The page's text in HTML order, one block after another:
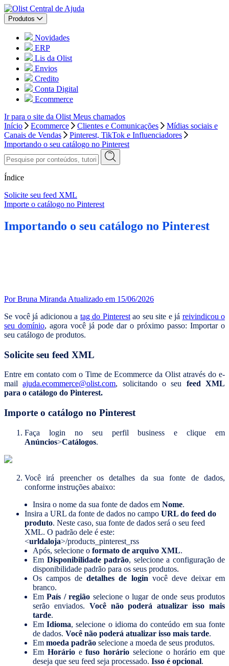
Central de Ajuda
Produtos
Novidades
ERP
Lis da Olist
Envios
Credito
Conta Digital
Ecommerce
Ir para o site da Olist Meus chamados
Início
Ecommerce Clientes e Comunicações
Mídias sociais e
Canais de Vendas
Pinterest, TikTok e Influenciadores
Importando o seu catálogo no Pinterest
Índice
Solicite seu feed XML
Importe o catálogo no Pinterest
Importando o seu catálogo no Pinterest
Por Bruna Miranda Atualizado em 15/06/2026
Se você já adicionou a tag do Pinterestao seu site e já reivindicou o
seu domínio, agora você já pode dar o próximo passo: Importar o
seu catálogo de produtos.
Solicite seu feed XML
Entre em contato com o Time de Ecommerce da Olist através do e-
mailajuda.ecommerce@olist.com, solicitando o seu feed XML
para o catálogo do Pinterest.
Importe o catálogo no Pinterest
Faça login no seu perfil business e clique em
Anúncios>Catálogos.
Você irá preencher os detalhes da sua fonte de dados,
conforme instruções abaixo:
Insira o nome da sua fonte de dados em Nome.
Insira a URL da fonte de dados no campo URL do feed do
produto. Neste caso, sua fonte de dados será o seu feed
XML. O padrão dele é este:
<urldaloja>/products_pinterest_rss
Após, selecione o formato de arquivo XML.
Em Disponibilidade padrão, selecione a configuração de
disponibilidade padrão para os seus produtos.
Os campos dedetalhes de login você deve deixar em
branco.
Em País / região selecione o lugar de onde seus produtos
serão enviados. Você não poderá atualizar isso mais
tarde.
EmIdioma, selecione o idioma do conteúdo em sua fonte
de dados. Você não poderá atualizar isso mais tarde.
Em moeda padrão selecione a moeda de seus produtos.
Em Horário efuso horário selecione o horário em que
deseja que seu feed seja processado. Isso é opcional.